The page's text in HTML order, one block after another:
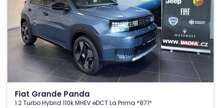
Fiat Grande Panda
1.2 Turbo Hybrid 110k MHEV eDCT La Prima *871*